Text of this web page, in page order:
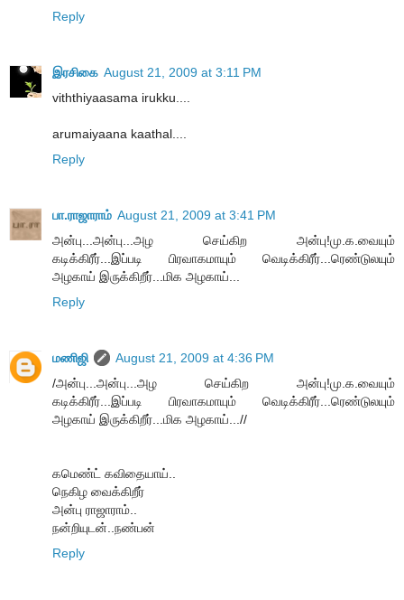
Reply
இரசிகை August 21, 2009 at 3:11 PM
viththiyaasama irukku....
arumaiyaana kaathal....
Reply
பா.ராஜாராம் August 21, 2009 at 3:41 PM
அன்பு...அன்பு...அழ செய்கிற அன்பு!மு.க.வையும்
கடிக்கிரீர்...இப்படி பிரவாகமாயும் வெடிக்கிரீர்...ரெண்டுலயும்
அழகாய் இருக்கிறீர்...மிக அழகாய்...
Reply
மணிஜி
August 21, 2009 at 4:36 PM
/அன்பு...அன்பு...அழ செய்கிற அன்பு!மு.க.வையும்
கடிக்கிரீர்...இப்படி பிரவாகமாயும் வெடிக்கிரீர்...ரெண்டுலயும்
அழகாய் இருக்கிறீர்...மிக அழகாய்...//
கமெண்ட் கவிதையாய்..
நெகிழ வைக்கிறீர்
அன்பு ராஜாராம்..
நன்றியுடன்..நண்பன்
Reply